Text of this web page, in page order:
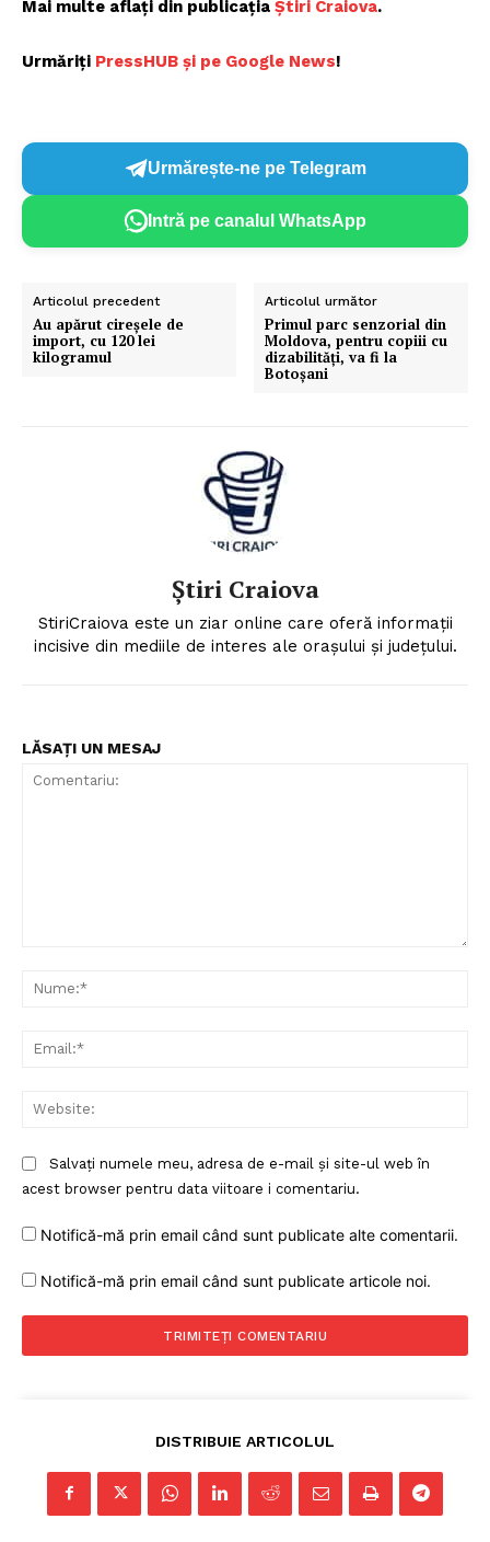
Mai multe aflați din publicația Știri Craiova.
Urmăriți PressHUB și pe Google News!
Urmărește-ne pe Telegram
Intră pe canalul WhatsApp
Articolul precedent
Au apărut cireşele de
import, cu 120 lei
kilogramul
Articolul următor
Primul parc senzorial din
Moldova, pentru copiii cu
dizabilități, va fi la
Botoșani
Știri Craiova
StiriCraiova este un ziar online care oferă informații
incisive din mediile de interes ale orașului și județului.
LĂSAȚI UN MESAJ
Salvați numele meu, adresa de e-mail și site-ul web în
acest browser pentru data viitoare i comentariu.
Notifică-mă prin email când sunt publicate alte comentarii.
Notifică-mă prin email când sunt publicate articole noi.
DISTRIBUIE ARTICOLUL